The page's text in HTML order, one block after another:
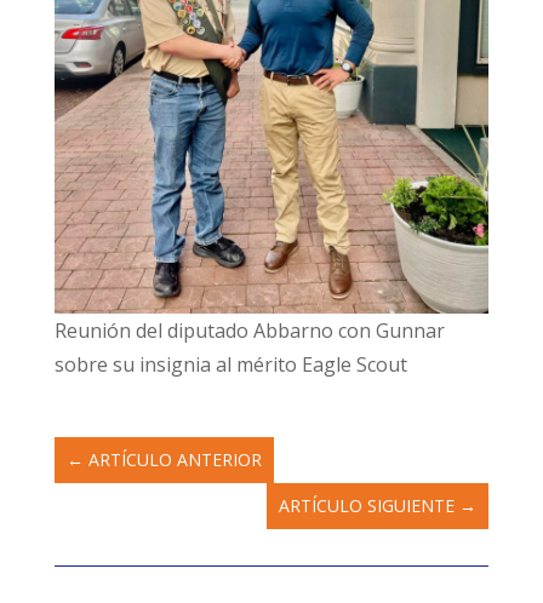
Reunión del diputado Abbarno con Gunnar
sobre su insignia al mérito Eagle Scout
← ARTÍCULO ANTERIOR
ARTÍCULO SIGUIENTE →